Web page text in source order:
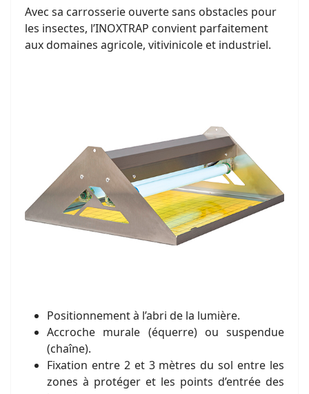
Avec sa carrosserie ouverte sans obstacles pour
les insectes, l’INOXTRAP convient parfaitement
aux domaines agricole, vitivinicole et industriel.
Positionnement à l’abri de la lumière.
Accroche murale (équerre) ou suspendue
(chaîne).
Fixation entre 2 et 3 mètres du sol entre les
zones à protéger et les points d’entrée des